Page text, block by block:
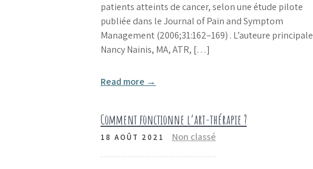
patients atteints de cancer, selon une étude pilote
publiée dans le Journal of Pain and Symptom
Management (2006;31:162–169) . L’auteure principale
Nancy Nainis, MA, ATR, […]
Read more →
Comment fonctionne l’art-thérapie ?
18 AOÛT 2021 Non classé